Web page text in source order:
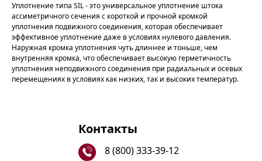
Уплотнение типа SIL - это универсальное уплотнение штока
ассиметричного сечения с короткой и прочной кромкой
уплотнения подвижного соединения, которая обеспечивает
эффективное уплотнение даже в условиях нулевого давления.
Наружная кромка уплотнения чуть длиннее и тоньше, чем
внутренняя кромка, что обеспечивает высокую герметичность
уплотнения неподвижного соединения при радиальных и осевых
перемещениях в условиях как низких, так и высоких температур.
Контакты
8 (800) 333-39-12